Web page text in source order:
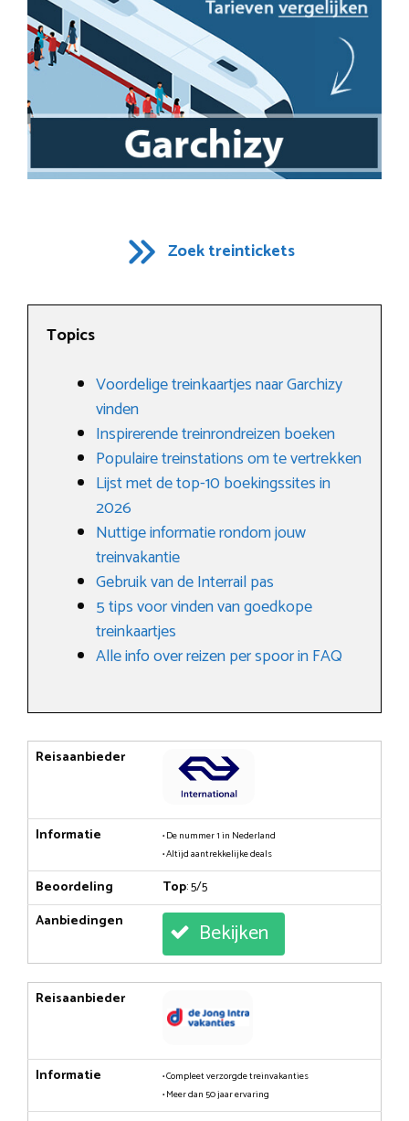
Zoek treintickets
Topics
Voordelige treinkaartjes naar Garchizy
vinden
Inspirerende treinrondreizen boeken
Populaire treinstations om te vertrekken
Lijst met de top-10 boekingssites in
2026
Nuttige informatie rondom jouw
treinvakantie
Gebruik van de Interrail pas
5 tips voor vinden van goedkope
treinkaartjes
Alle info over reizen per spoor in FAQ
Reisaanbieder
Informatie
• De nummer 1 in Nederland
• Altijd aantrekkelijke deals
Beoordeling Top: 5/5
Aanbiedingen
Bekijken
Reisaanbieder
Informatie
• Compleet verzorgde treinvakanties
• Meer dan 50 jaar ervaring